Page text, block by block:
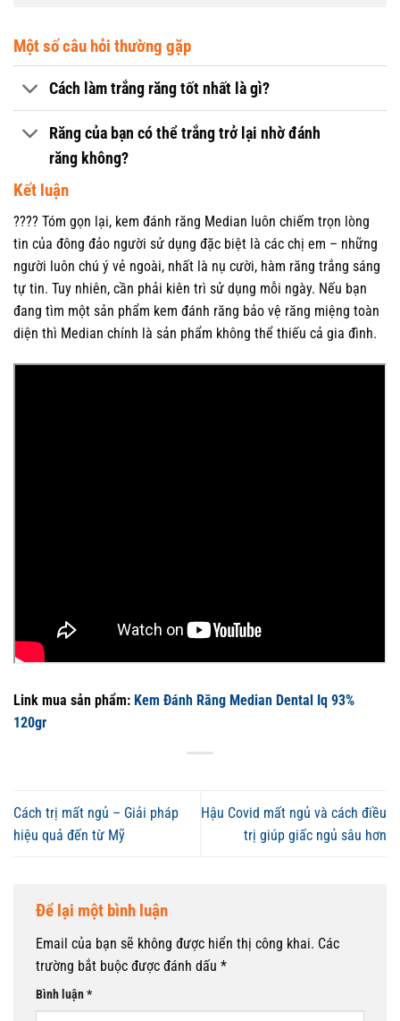
Một số câu hỏi thường gặp
Cách làm trắng răng tốt nhất là gì?
Răng của bạn có thể trắng trở lại nhờ đánh
răng không?
Kết luận
???? Tóm gọn lại, kem đánh răng Median luôn chiếm trọn lòng
tin của đông đảo người sử dụng đặc biệt là các chị em – những
người luôn chú ý vẻ ngoài, nhất là nụ cười, hàm răng trắng sáng
tự tin. Tuy nhiên, cần phải kiên trì sử dụng mỗi ngày. Nếu bạn
đang tìm một sản phẩm kem đánh răng bảo vệ răng miệng toàn
diện thì Median chính là sản phẩm không thể thiếu cả gia đình.
Link mua sản phẩm: Kem Đánh Răng Median Dental Iq 93%
120gr
Cách trị mất ngủ – Giải pháp
hiệu quả đến từ Mỹ
Hậu Covid mất ngủ và cách điều
trị giúp giấc ngủ sâu hơn
Để lại một bình luận
Email của bạn sẽ không được hiển thị công khai. Các
trường bắt buộc được đánh dấu *
Bình luận*